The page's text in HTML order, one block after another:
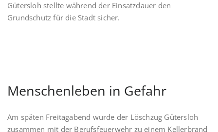
Gütersloh stellte während der Einsatzdauer den
Grundschutz für die Stadt sicher.
Menschenleben in Gefahr
Am späten Freitagabend wurde der Löschzug Gütersloh
zusammen mit der Berufsfeuerwehr zu einem Kellerbrand